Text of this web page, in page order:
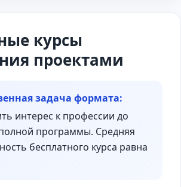
курсы
проектами
задача формата:
интерес к профессии до
программы. Средняя
бесплатного курса равна